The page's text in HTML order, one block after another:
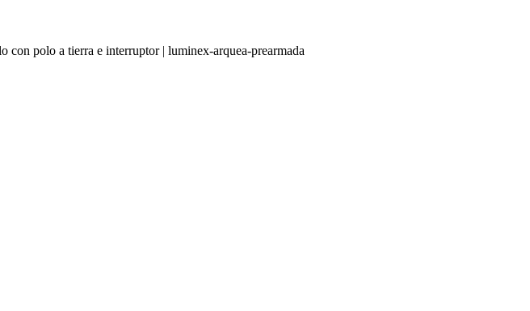
con polo a tierra e interruptor | luminex-arquea-prearmada